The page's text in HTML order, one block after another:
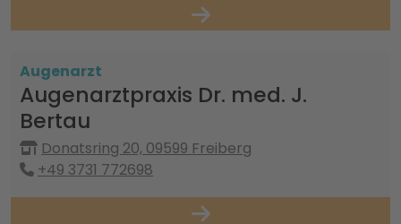
Augenarzt
Augenarztpraxis Dr. med. J.
Bertau
Donatsring 20, 09599 Freiberg
+49 3731 772698